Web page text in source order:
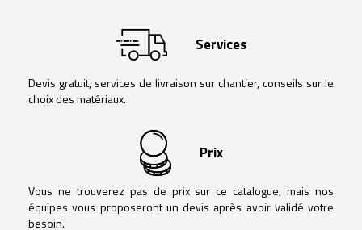
Services
Devis gratuit, services de livraison sur chantier, conseils sur le
choix des matériaux.
Prix
Vous ne trouverez pas de prix sur ce catalogue, mais nos
équipes vous proposeront un devis après avoir validé votre
besoin.